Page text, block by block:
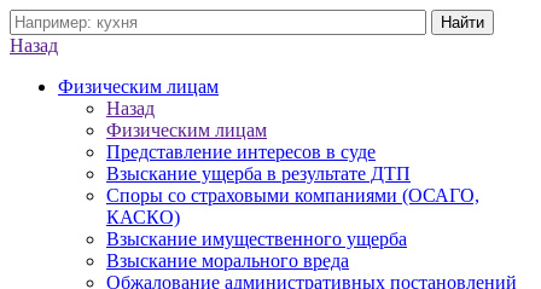
Назад
Физическим лицам
Назад
Физическим лицам
Представление интересов в суде
Взыскание ущерба в результате ДТП
Споры со страховыми компаниями (ОСАГО,
КАСКО)
Взыскание имущественного ущерба
Взыскание морального вреда
Обжалование административных постановлений